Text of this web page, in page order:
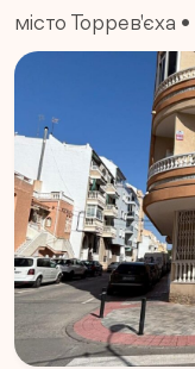
місто Торрев'єха •